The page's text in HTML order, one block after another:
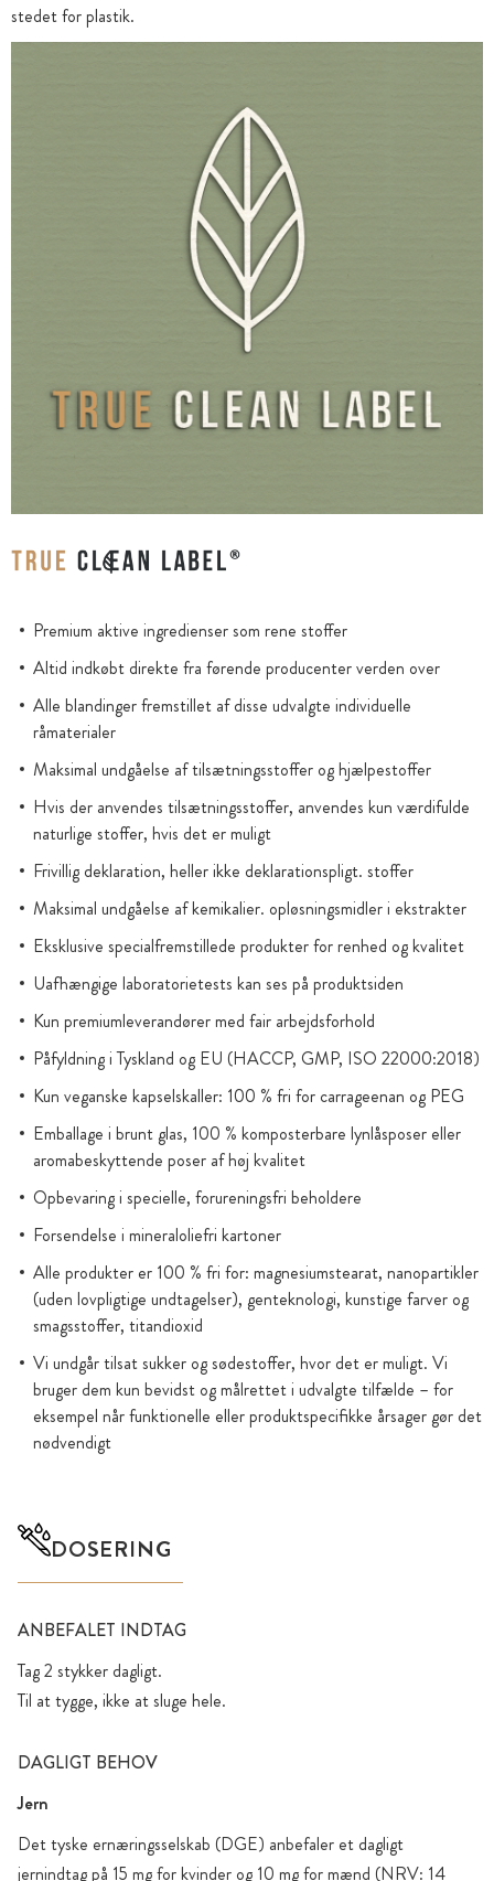
stedet for plastik.
Premium aktive ingredienser som rene stoffer
Altid indkøbt direkte fra førende producenter verden over
Alle blandinger fremstillet af disse udvalgte individuelle
råmaterialer
Maksimal undgåelse af tilsætningsstoffer og hjælpestoffer
Hvis der anvendes tilsætningsstoffer, anvendes kun værdifulde
naturlige stoffer, hvis det er muligt
Frivillig deklaration, heller ikke deklarationspligt. stoffer
Maksimal undgåelse af kemikalier. opløsningsmidler i ekstrakter
Eksklusive specialfremstillede produkter for renhed og kvalitet
Uafhængige laboratorietests kan ses på produktsiden
Kun premiumleverandører med fair arbejdsforhold
Påfyldning i Tyskland og EU (HACCP, GMP, ISO 22000:2018)
Kun veganske kapselskaller: 100 % fri for carrageenan og PEG
Emballage i brunt glas, 100 % komposterbare lynlåsposer eller
aromabeskyttende poser af høj kvalitet
Opbevaring i specielle, forureningsfri beholdere
Forsendelse i mineraloliefri kartoner
Alle produkter er 100 % fri for: magnesiumstearat, nanopartikler
(uden lovpligtige undtagelser), genteknologi, kunstige farver og
smagsstoffer, titandioxid
Vi undgår tilsat sukker og sødestoffer, hvor det er muligt. Vi
bruger dem kun bevidst og målrettet i udvalgte tilfælde – for
eksempel når funktionelle eller produktspecifikke årsager gør det
nødvendigt
DOSERING
ANBEFALET INDTAG
Tag 2 stykker dagligt.
Til at tygge, ikke at sluge hele.
DAGLIGT BEHOV
Jern
Det tyske ernæringsselskab (DGE) anbefaler et dagligt
jernindtag på 15 mg for kvinder og 10 mg for mænd (NRV: 14